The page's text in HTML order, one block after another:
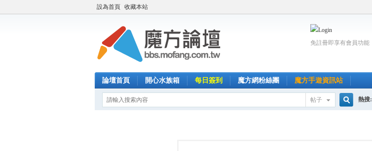
設為首頁 收藏本站
免註冊即享有會員功能
論壇首頁 開心水族箱 每日簽到 魔方網粉絲團 魔方手遊資訊站
帖子 熱搜: